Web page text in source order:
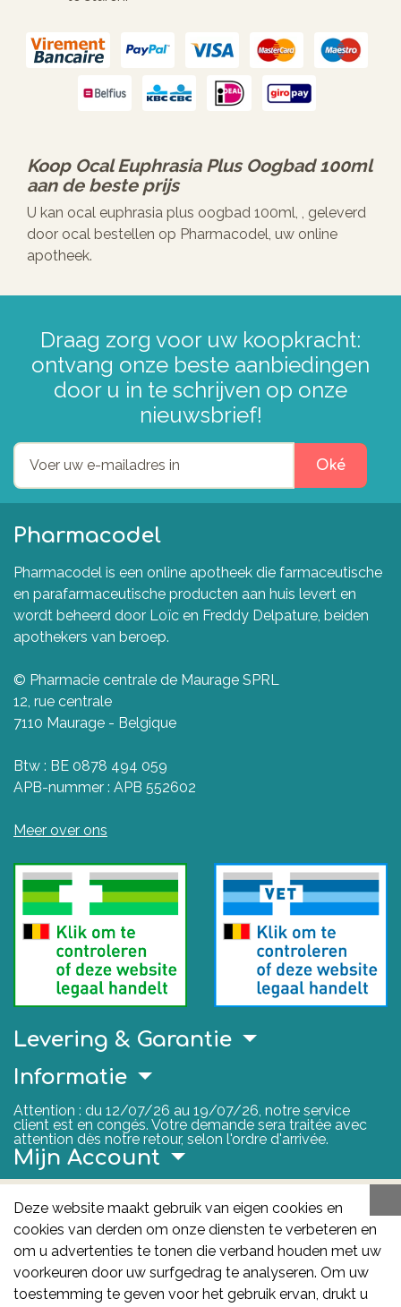
Koop Ocal Euphrasia Plus Oogbad 100ml
aan de beste prijs
U kan ocal euphrasia plus oogbad 100ml, , geleverd
door ocal bestellen op Pharmacodel, uw online
apotheek.
Draag zorg voor uw koopkracht:
ontvang onze beste aanbiedingen
door u in te schrijven op onze
nieuwsbrief!
Oké
Pharmacodel
Pharmacodel is een online apotheek die farmaceutische
en parafarmaceutische producten aan huis levert en
wordt beheerd door Loïc en Freddy Delpature, beiden
apothekers van beroep.
© Pharmacie centrale de Maurage SPRL
12, rue centrale
7110 Maurage - Belgique
Btw : BE 0878 494 059
APB-nummer : APB 552602
Meer over ons
Levering & Garantie
Deze website maakt gebruik van eigen cookies en
cookies van derden om onze diensten te verbeteren en
om u advertenties te tonen die verband houden met uw
voorkeuren door uw surfgedrag te analyseren. Om uw
toestemming te geven voor het gebruik ervan, drukt u
Informatie
Attention : du 12/07/26 au 19/07/26, notre service
client est en congés. Votre demande sera traitée avec
attention dès notre retour, selon l'ordre d'arrivée.
Mijn Account
Nuttige Links
FAGG
Het FAGG is de bevoegde autoriteit voor
geneesmiddelen en gezondheidsproducten in België.